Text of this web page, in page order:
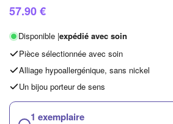
57.90€
Disponible |expédié avec soin
Pièce sélectionnée avec soin
Alliage hypoallergénique, sans nickel
Un bijou porteur de sens
1 exemplaire